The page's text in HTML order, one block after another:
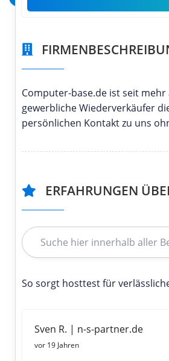
Computer-base.de ist seit
gewerbliche Wiederverkäufer
persönlichen Kontakt zu uns
ERFAHRUNGEN
So sorgt hosttest für
Sven R. | n-s-partner.de
vor 19 Jahren